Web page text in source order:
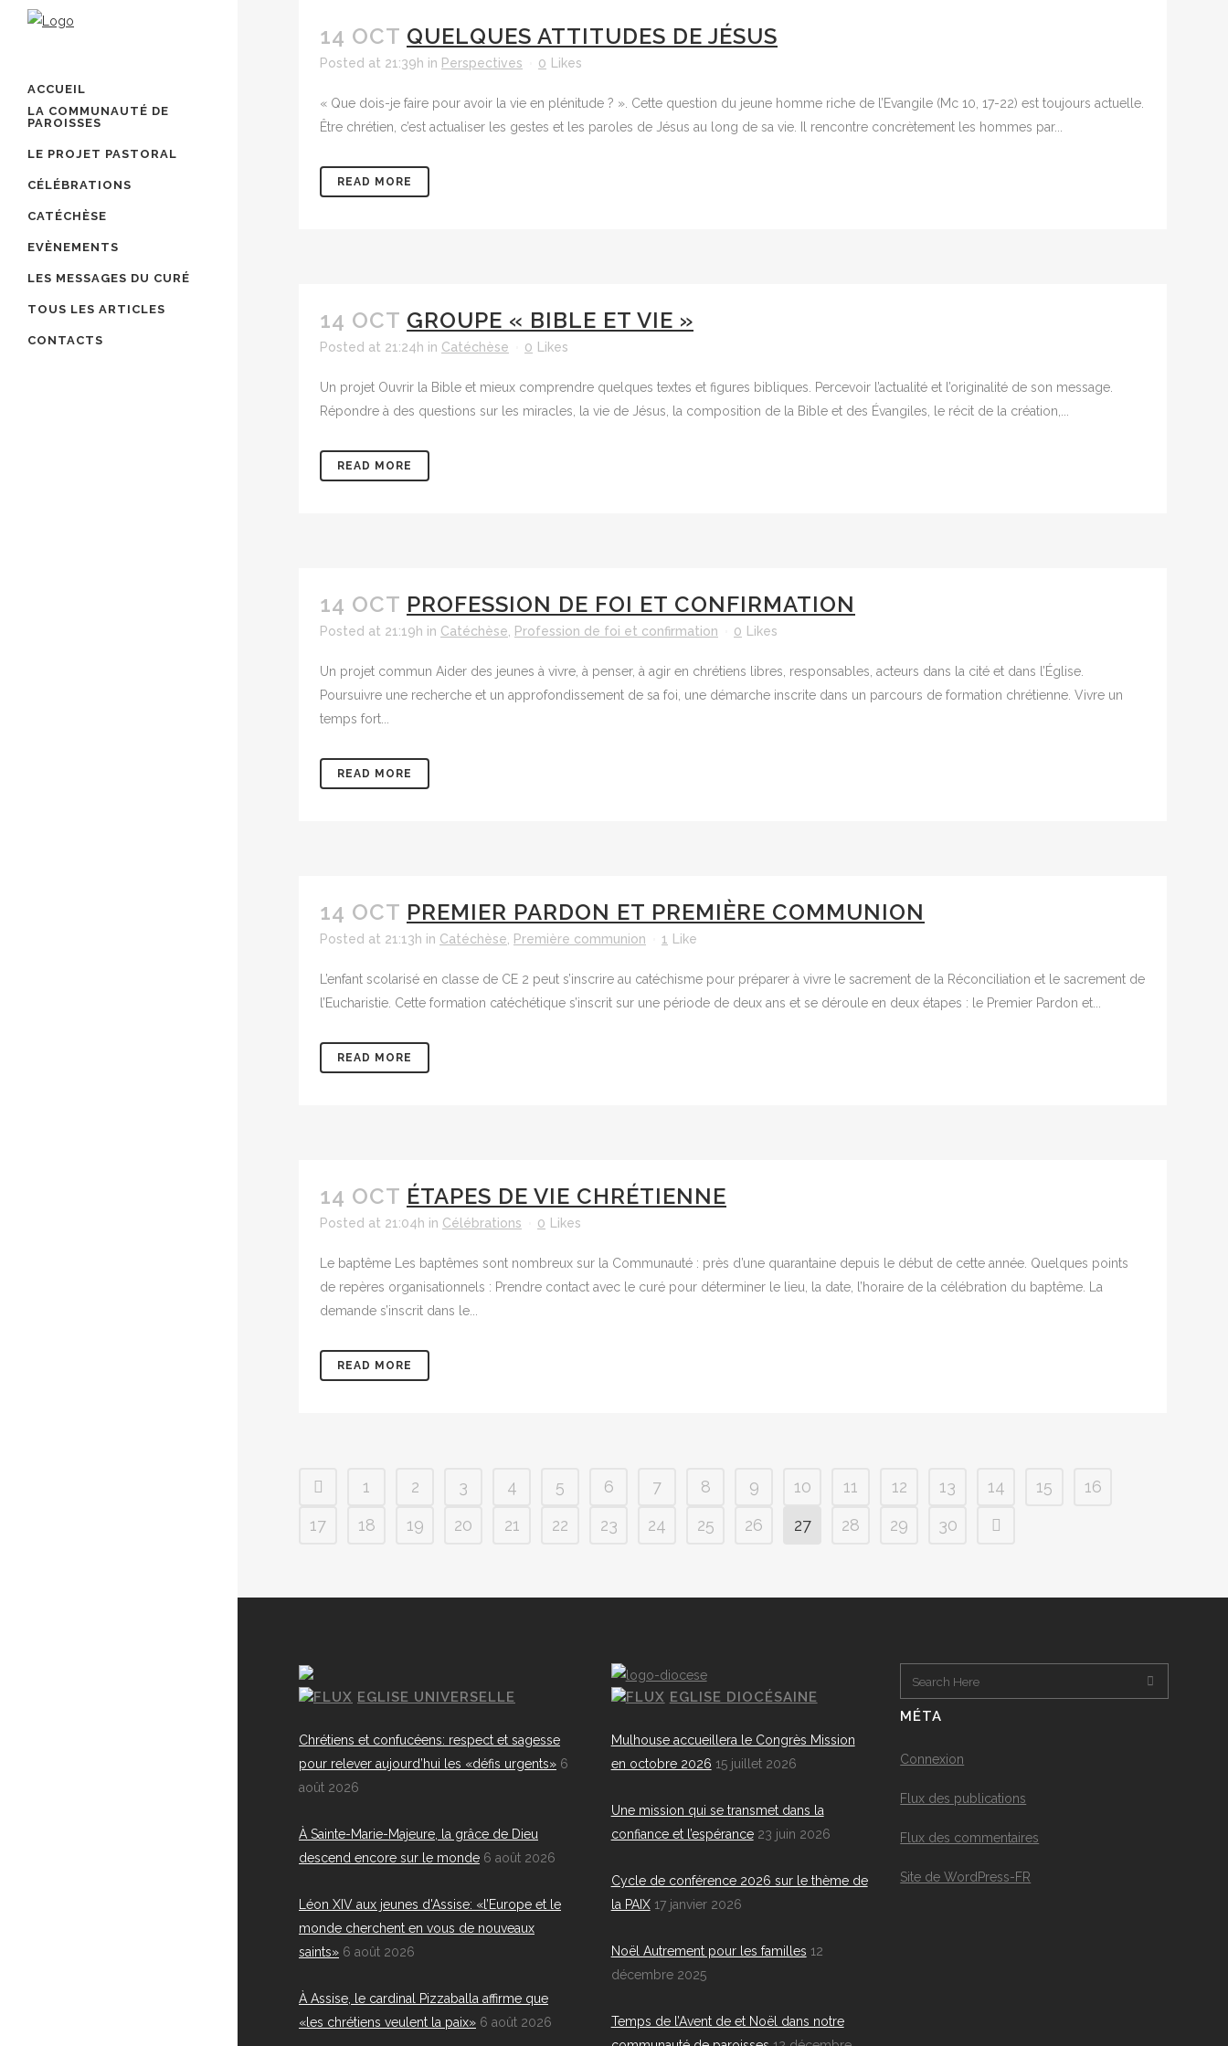
ACCUEIL
LA COMMUNAUTÉ DE
PAROISSES
LE PROJET PASTORAL
CÉLÉBRATIONS
CATÉCHÈSE
EVÈNEMENTS
LES MESSAGES DU CURÉ
TOUS LES ARTICLES
CONTACTS
14 OCT QUELQUES ATTITUDES DE JÉSUS
Posted at 21:39h in Perspectives 0 Likes
« Que dois-je faire pour avoir la vie en plénitude ? ». Cette question du jeune homme riche de l’Evangile (Mc 10, 17-22) est toujours actuelle.
Être chrétien, c’est actualiser les gestes et les paroles de Jésus au long de sa vie. Il rencontre concrètement les hommes par...
READ MORE
14 OCT GROUPE « BIBLE ET VIE »
Posted at 21:24h in Catéchèse 0 Likes
Un projet Ouvrir la Bible et mieux comprendre quelques textes et figures bibliques. Percevoir l’actualité et l’originalité de son message.
Répondre à des questions sur les miracles, la vie de Jésus, la composition de la Bible et des Évangiles, le récit de la création,...
READ MORE
14 OCT PROFESSION DE FOI ET CONFIRMATION
Posted at 21:19h in Catéchèse Profession de foi et confirmation 0 Likes
Un projet commun Aider des jeunes à vivre, à penser, à agir en chrétiens libres, responsables, acteurs dans la cité et dans l’Église.
Poursuivre une recherche et un approfondissement de sa foi, une démarche inscrite dans un parcours de formation chrétienne. Vivre un
temps fort...
READ MORE
14 OCT PREMIER PARDON ET PREMIÈRE COMMUNION
Posted at 21:13h in Catéchèse Première communion 1 Like
L’enfant scolarisé en classe de CE 2 peut s’inscrire au catéchisme pour préparer à vivre le sacrement de la Réconciliation et le sacrement de
l’Eucharistie. Cette formation catéchétique s’inscrit sur une période de deux ans et se déroule en deux étapes : le Premier Pardon et...
READ MORE
14 OCT ÉTAPES DE VIE CHRÉTIENNE
Posted at 21:04h in Célébrations 0 Likes
Le baptême Les baptêmes sont nombreux sur la Communauté : près d’une quarantaine depuis le début de cette année. Quelques points
de repères organisationnels : Prendre contact avec le curé pour déterminer le lieu, la date, l’horaire de la célébration du baptême. La
demande s’inscrit dans le...
READ MORE
1 2 3 4 5 6 7 8 9 10 11 12 13 14 15
16
17
18 19 20 21 22 23 24 25 26 27 28 29 30
EGLISE UNIVERSELLE
Chrétiens et confucéens: respect et sagesse
pour relever aujourd’hui les «défis urgents» 6
août 2026
À Sainte-Marie-Majeure, la grâce de Dieu
descend encore sur le monde 6 août 2026
Léon XIV aux jeunes d'Assise: «l’Europe et le
monde cherchent en vous de nouveaux
saints» 6 août 2026
À Assise, le cardinal Pizzaballa affirme que
«les chrétiens veulent la paix» 6 août 2026
EGLISE DIOCÉSAINE
Mulhouse accueillera le Congrès Mission
en octobre 2026 15 juillet 2026
Une mission qui se transmet dans la
confiance et l’espérance 23 juin 2026
Cycle de conférence 2026 sur le thème de
la PAIX 17 janvier 2026
Noël Autrement pour les familles 12
décembre 2025
Temps de l’Avent de et Noël dans notre
MÉTA
Connexion
Flux des publications
Flux des commentaires
Site de WordPress-FR